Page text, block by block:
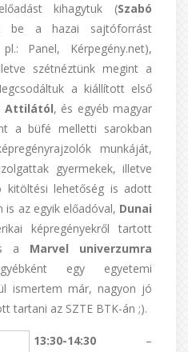
kihagytuk (Szabó
be a hazai sajtóforrást
Panel, Kérpegény.net),
szétnéztünk megint a
a kiállított első
Attilától, és egyéb magyar
a büfé melletti sarokban
munkáját,
gyermekek, illetve
kitöltési lehetőség is adott
az egyik előadóval, Dunai
képregényekről tartott
a Marvel
univerzumra
egy egyetemi
ismertem már, nagyon jó
tartani az SZTE BTK-án ;).
13:30-14:30 –